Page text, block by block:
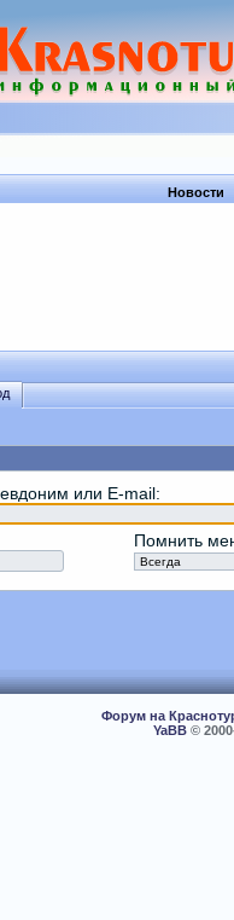
Новости
или E-mail:
Помнить
Форум на
YaBB©